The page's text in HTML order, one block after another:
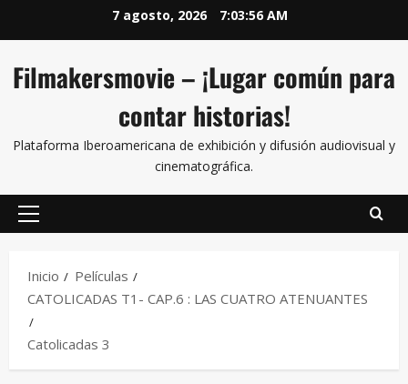
7 agosto, 2026 7:03:57 AM
Filmakersmovie – ¡Lugar común para
contar historias!
Plataforma Iberoamericana de exhibición y difusión audiovisual y
cinematográfica.
Inicio
Películas
CATOLICADAS T1- CAP.6 : LAS CUATRO ATENUANTES
Catolicadas 3